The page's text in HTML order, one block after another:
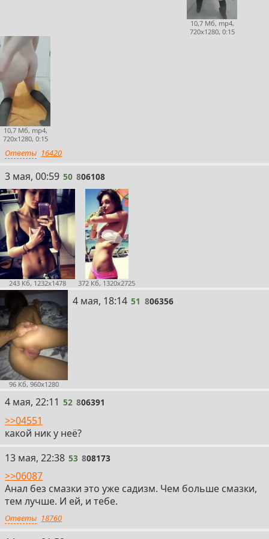
10,7 Мб, mp4,
720x1280, 0:15
10,7 Мб, mp4,
720x1280, 0:15
Ответы 16420
50
3 мая, 00:59 50 806108
243 Кб, 1232x1478 372 Кб, 1320x2725
96 Кб, 960x1280
51
4 мая, 18:14 51 806356
52
4 мая, 22:11 52 806391
>>04551
какой ник у неё?
53
13 мая, 22:38 53 808173
>>06087
Анал без смазки это уже садизм. Чем больше смазки,
тем лучше. И ей, и тебе.
Ответы 18760